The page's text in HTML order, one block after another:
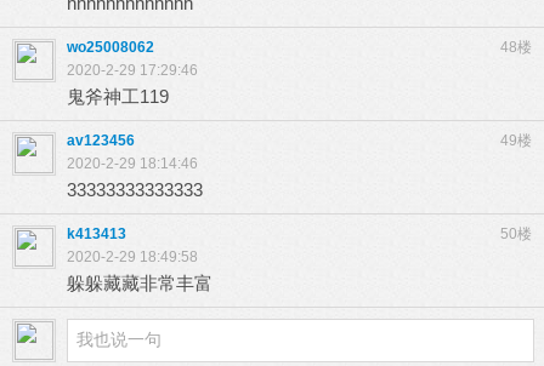
48楼
wo25008062
2020-2-29 17:29:46
鬼斧神工119
49楼
av123456
2020-2-29 18:14:46
33333333333333
50楼
k413413
2020-2-29 18:49:58
躲躲藏藏非常丰富